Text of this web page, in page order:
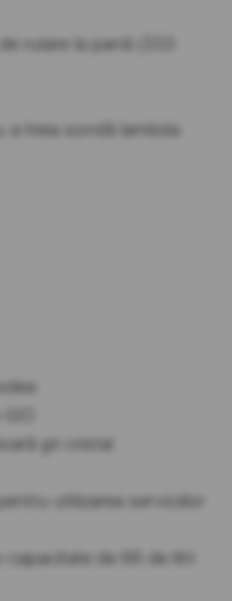
rulare la pană (333
a treia sondă lambda
gri cristal
utilizarea serviciilor
de 66 de litri